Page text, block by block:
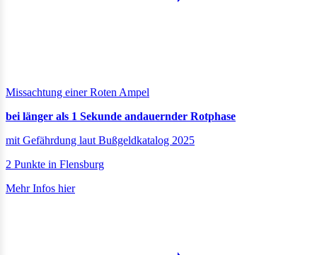
Missachtung einer Roten Ampel
bei länger als 1 Sekunde andauernder Rotphase
mit Gefährdung laut Bußgeldkatalog 2025
2 Punkte in Flensburg
Mehr Infos hier